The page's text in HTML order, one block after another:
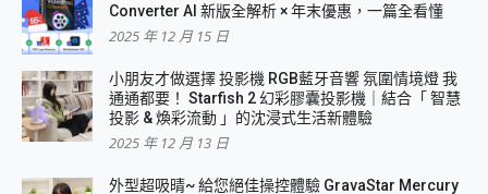
Converter AI 新版全解析 × 年末優惠，一篇全看懂
2025 年 12 月 15 日
小朋友才做選擇 投影機 RGB藍牙音響 氛圍情境燈 我
通通都要！ Starfish 2 幻彩膠囊投影機｜結合「 智慧
投影 & 煥彩流動 」的沈浸式生活新體驗
2025 年 12 月 13 日
外型超吸晴~ 給您絕佳操控體驗 GravaStar Mercury